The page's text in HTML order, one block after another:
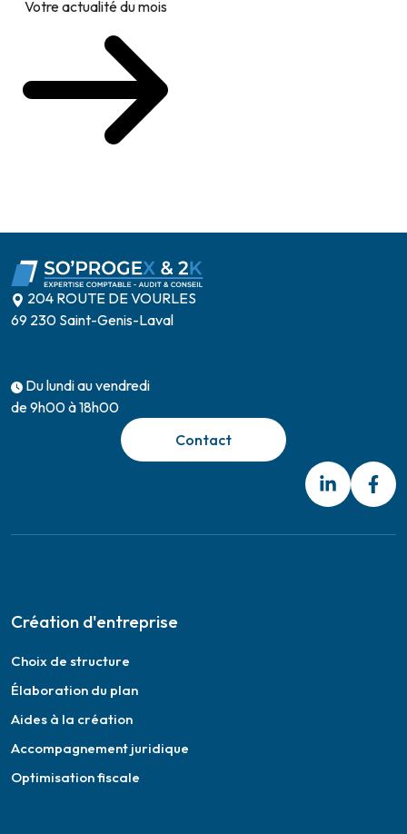
Votre actualité du mois
204 ROUTE DE VOURLES
69 230 Saint-Genis-Laval
Du lundi au vendredi
de 9h00 à 18h00
Contact
Création d'entreprise
Choix de structure
Élaboration du plan
Aides à la création
Accompagnement juridique
Optimisation fiscale